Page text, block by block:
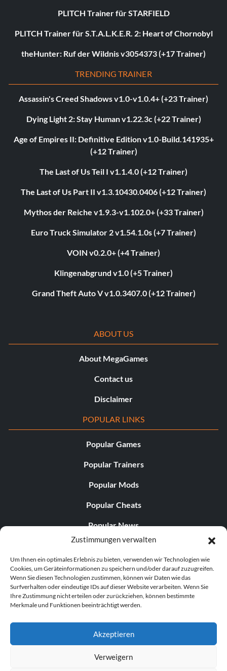
Zustimmungen verwalten
Um Ihnen ein optimales Erlebnis zu bieten, verwenden wir Technologien wie
Cookies, um Geräteinformationen zu speichern und/oder darauf zuzugreifen.
Wenn Sie diesen Technologien zustimmen, können wir Daten wie das
Surfverhalten oder eindeutige IDs auf dieser Website verarbeiten. Wenn Sie
Ihre Zustimmung nicht erteilen oder zurückziehen, können bestimmte
Merkmale und Funktionen beeinträchtigt werden.
Akzeptieren
Verweigern
PLITCH Trainer für STARFIELD
PLITCH Trainer für S.T.A.L.K.E.R. 2: Heart of Chornobyl
theHunter: Ruf der Wildnis v3054373 (+17 Trainer)
TRENDING TRAINER
Assassin's Creed Shadows v1.0-v1.0.4+ (+23 Trainer)
Dying Light 2: Stay Human v1.22.3c (+22 Trainer)
Age of Empires II: Definitive Edition v1.0-Build.141935+
(+12 Trainer)
The Last of Us Teil I v1.1.4.0 (+12 Trainer)
The Last of Us Part II v1.3.10430.0406 (+12 Trainer)
Mythos der Reiche v1.9.3-v1.102.0+ (+33 Trainer)
Euro Truck Simulator 2 v1.54.1.0s (+7 Trainer)
VOIN v0.2.0+ (+4 Trainer)
Klingenabgrund v1.0 (+5 Trainer)
Grand Theft Auto V v1.0.3407.0 (+12 Trainer)
ABOUT US
About MegaGames
Contact us
Disclaimer
POPULAR LINKS
Popular Games
Popular Trainers
Popular Mods
Popular Cheats
Popular News
Popular Editorials
Popular Free Games
LATEST UPDATES